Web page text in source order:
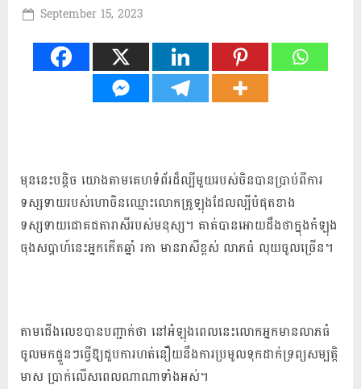
Posted
September 15, 2023
Khmer
មុននេះបន្តិច យោងតាមគេហទំព័រដ៏ល្បីមួយរបស់ចិនបានប្រាប់ពីការ
ទស្សទាយរបស់ហោចិនឈ្មោះលោកគ្រូឡុងដែលល្បីបំផុតខាង
ទស្សទាយជោគជតារាសីរបស់មនុស្ស។ គាត់បានអោយដឹងថាក្នុងកំឡុង
ចុងសប្តាហ៍នេះអ្នកកើតឆ្នាំ រកា ​មានរាសីខ្ពស់ លាភធំ លុយចូលច្រើន។
​​​​​​​​​​​​​​​​​​​​​​​​​​​​​​​​​​​​​​​​​​​​​​​​​​​​​​​​​​​​​​​​​​​​​​​​​​​​​​​​​​​​​​​​​​​​​​​​​​​​​​​​​​​​​​​​​​​​​​​​​​​​​​​​​​​​​​​​​​​​​​​​​​​​​​​​​​​​​​​​​​​​​​​​​​​​​​​​​​​​​​​​​​​​​​​​​​​​​​​​​​​​​​​​​​​​​​​​​​​​​​​​​​​​​​​​​​​​​​​​​​​​​​​​​​​​​​​​​​​​​​​​​​​​​​​​​​​​​​​​​​​​​​​​​​​​​​​​​​​​​​​​​​​​​​​​​​​​​​​​​​​​​​​​​​​​​​​​​​​​​​​​​​​​​​​​​​​​​​​​​​​​​​​​​​​​​​​​​​​​​​​​​​​​​​​​​​​​​​​​​​​​​​​​​​​​​​​​​​​​​​​​​​​​​​​​​​​​​​​​​​​​​​​​​​​​​​​​​​​​​​​​​​​​​​​​​​​​​​​​​​​​​​​​​​​​​​​​​​​​​​​​​​​​​​​​​​​​​​​​​​​​​​​​​​​​​​​​​​​​​​​​​​​​​​​​​​​​​​​​​​​​​​​​​​​​​​​​​​​​​​​​​​​​​​​​​​​​​​​​​​​​​​​​​តាម​ជើង​លេខ​បាន​បញ្ជាក់​ថា នៅ​អំឡុង​ពេល​នេះ​លោក​អ្នកមាន​លាភ​ធំ​
ចូល​មក​ផ្ទួន​ៗ​ធ្វើ​ឱ្យ​ជួប​ការ​ហត់នឿយ​នឹង​ការ​ប្រមូល​ទុកដាក់​ទ្រព្យសម្បត្តិ
មាស ប្រាក់​លើស​ពេល​ណា​ណា​ទាំងអស់​។